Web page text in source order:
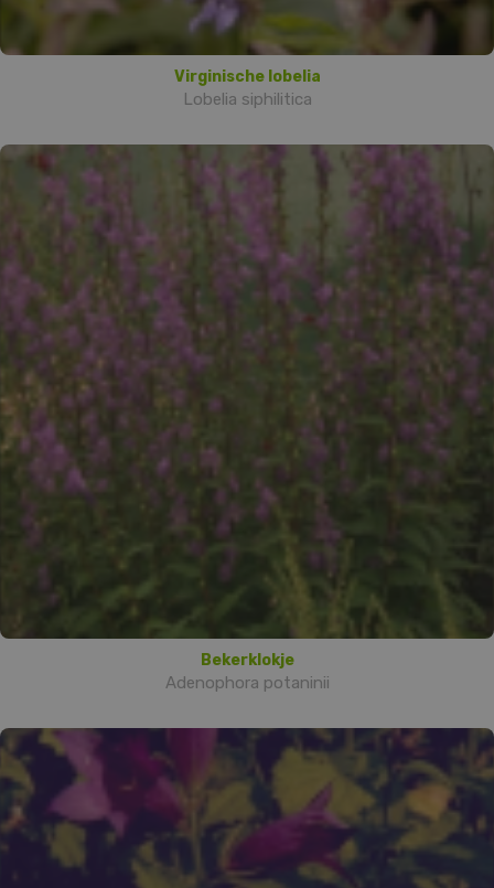
Virginische lobelia
Lobelia siphilitica
Bekerklokje
Adenophora potaninii